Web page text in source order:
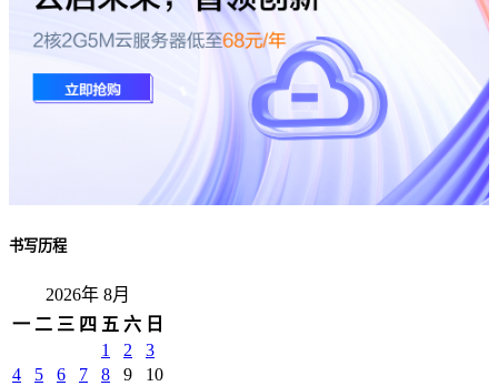
书写历程
2026年 8月
一 二 三 四 五 六 日
1
2
3
4
5 6 7 8 9
10